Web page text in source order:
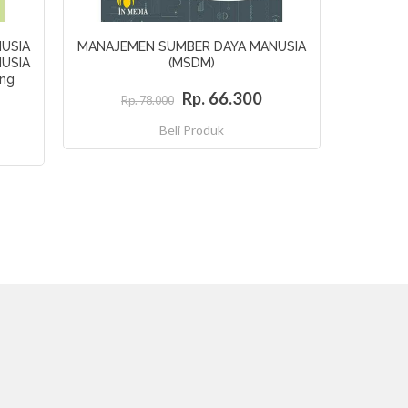
MANAJEMEN SUMBER DAYA MANUSIA
(MSDM)
Rp. 78.000 Rp. 66.300
Beli Produk